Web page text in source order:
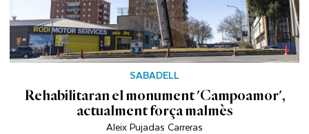
SABADELL
Rehabilitaran el monument 'Campoamor',
actualment força malmès
Aleix Pujadas Carreras